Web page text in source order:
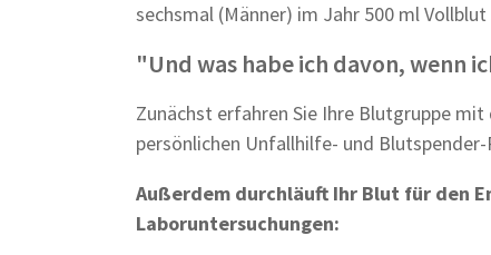
sechsmal (Männer) im Jahr 500 ml Vollblut
"Und was habe ich davon, wenn
Zunächst erfahren Sie Ihre Blutgruppe
persönlichen Unfallhilfe- und Blutspender-
Außerdem durchläuft Ihr Blut für den
Laboruntersuchungen: